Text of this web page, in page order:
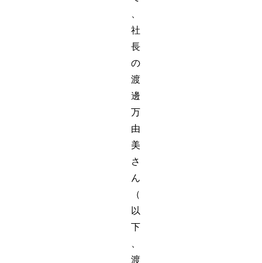
社
長
の
渡
邊
万
由
美
さ
ん
（
以
下
渡